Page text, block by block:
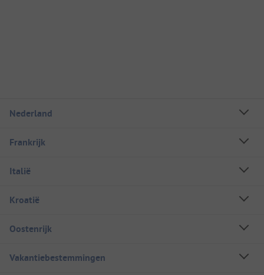
Nederland
Frankrijk
Italië
Kroatië
Oostenrijk
Vakantiebestemmingen